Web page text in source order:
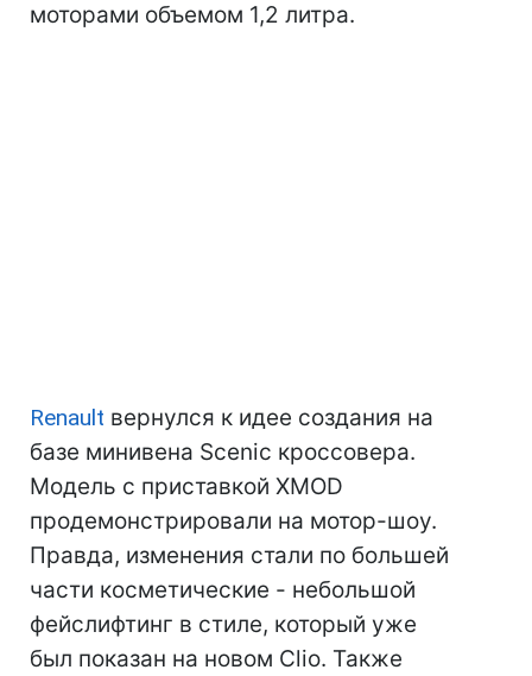
моторами объемом 1,2 литра.
Renault вернулся к идее создания на
базе минивена Scenic кроссовера.
Модель с приставкой XMOD
продемонстрировали на мотор-шоу.
Правда, изменения стали по большей
части косметические - небольшой
фейслифтинг в стиле, который уже
был показан на новом Clio. Также